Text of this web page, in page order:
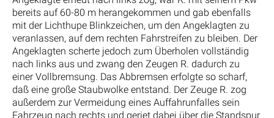
bereits auf 60-80 m herangekommen und gab ebenfalls
mit der Lichthupe Blinkzeichen, um den Angeklagten zu
veranlassen, auf dem rechten Fahrstreifen zu bleiben. Der
Angeklagten scherte jedoch zum Überholen vollständig
nach links aus und zwang den Zeugen R. dadurch zu
einer Vollbremsung. Das Abbremsen erfolgte so scharf,
daß eine große Staubwolke entstand. Der Zeuge R. zog
außerdem zur Vermeidung eines Auffahrunfalles sein
Fahrzeug nach rechts und geriet dabei über die Standspur